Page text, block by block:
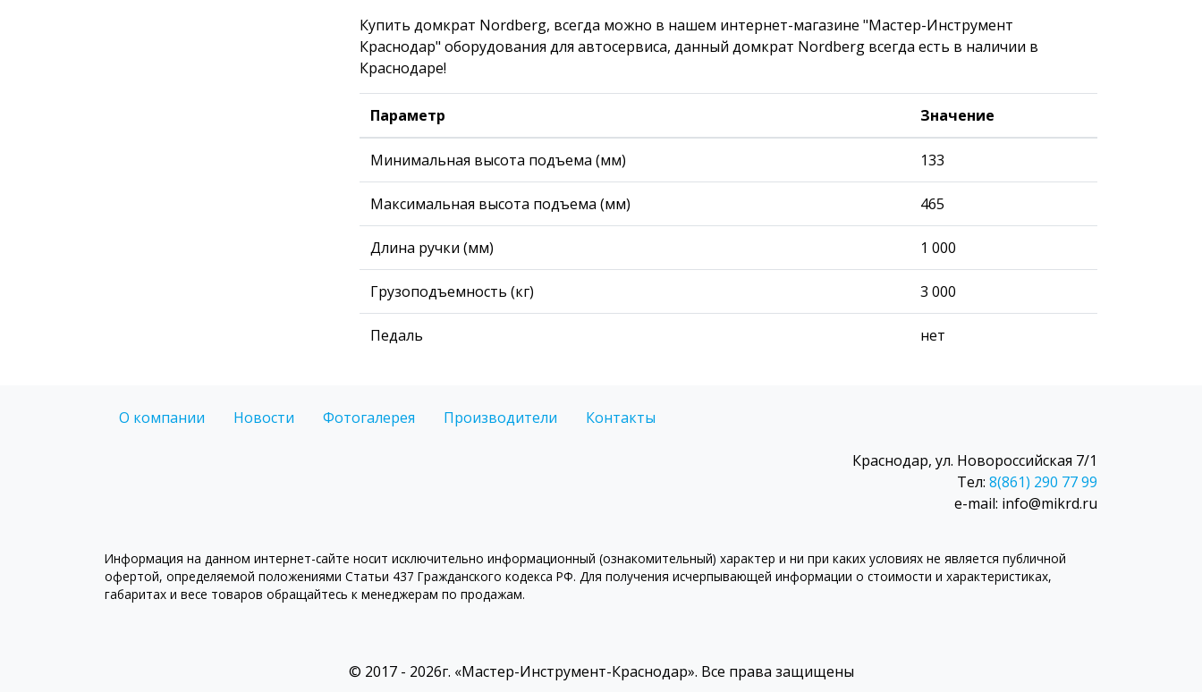
Купить домкрат Nordberg, всегда можно в нашем интернет-магазине "Мастер-Инструмент
Краснодар" оборудования для автосервиса, данный домкрат Nordberg всегда есть в наличии в
Краснодаре!
Параметр Значение
Минимальная высота подъема (мм) 133
Максимальная высота подъема (мм) 465
Длина ручки (мм) 1 000
Грузоподъемность (кг) 3 000
Педаль нет
О компании Новости Фотогалерея Производители Контакты
Краснодар, ул. Новороссийская 7/1
Тел: 8(861) 290 77 99
e-mail: info@mikrd.ru
Информация на данном интернет-сайте носит исключительно информационный (ознакомительный) характер и ни при каких условиях не является публичной
офертой, определяемой положениями Статьи 437 Гражданского кодекса РФ. Для получения исчерпывающей информации о стоимости и характеристиках,
габаритах и весе товаров обращайтесь к менеджерам по продажам.
© 2017 - 2026г. «Мастер-Инструмент-Краснодар». Все права защищены